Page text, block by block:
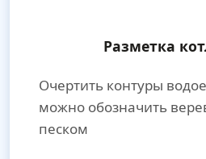
Разметка
Очертить контуры
можно обозначить
песком